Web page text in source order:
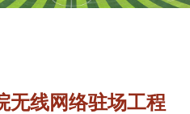
无线网络驻场工程